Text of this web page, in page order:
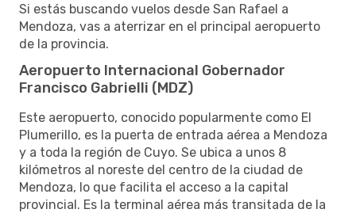
Si estás buscando vuelos desde San Rafael a
Mendoza, vas a aterrizar en el principal aeropuerto
de la provincia.
Aeropuerto Internacional Gobernador
Francisco Gabrielli (MDZ)
Este aeropuerto, conocido popularmente como El
Plumerillo, es la puerta de entrada aérea a Mendoza
y a toda la región de Cuyo. Se ubica a unos 8
kilómetros al noreste del centro de la ciudad de
Mendoza, lo que facilita el acceso a la capital
provincial. Es la terminal aérea más transitada de la